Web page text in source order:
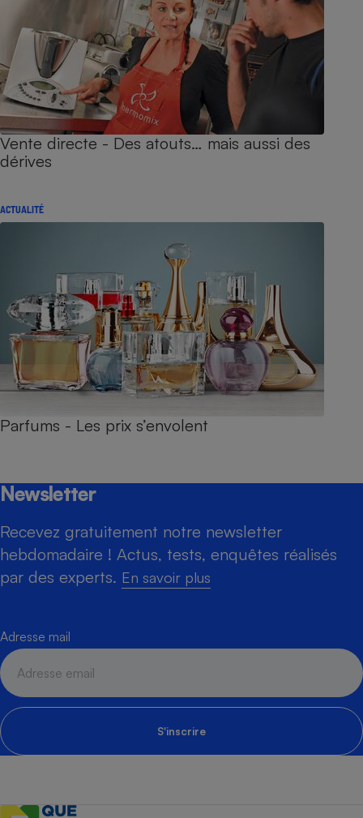
Vente directe - Des atouts… mais aussi des
dérives
ACTUALITÉ
Parfums - Les prix s’envolent
Newsletter
Recevez gratuitement notre newsletter
hebdomadaire ! Actus, tests, enquêtes réalisés
par des experts. En savoir plus
Adresse mail
S'inscrire